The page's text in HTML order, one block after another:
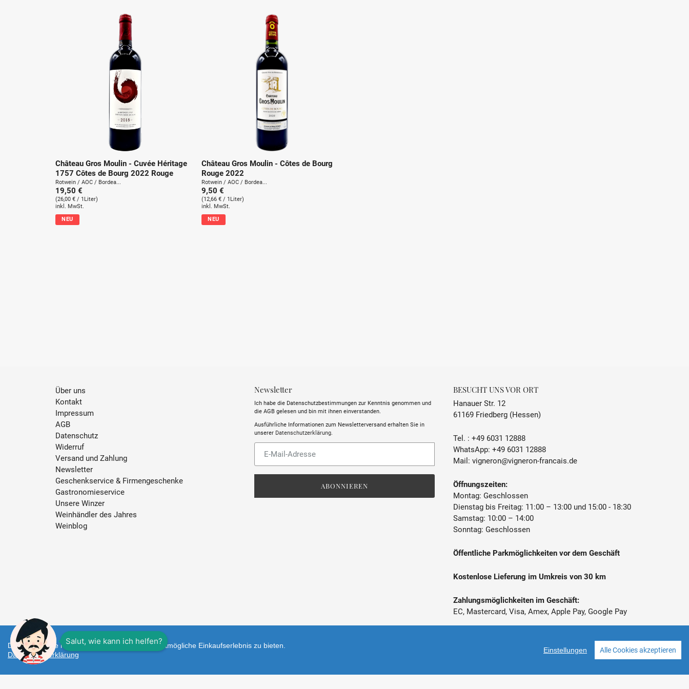
n
g
:
Château Gros Moulin - Cuvée Héritage
1757 Côtes de Bourg 2022 Rouge
Rotwein / AOC / Bordea...
19,50 €
(26,00 € / 1Liter)
inkl. MwSt.
NEU
Château Gros Moulin - Côtes de Bourg
Rouge 2022
Rotwein / AOC / Bordea...
9,50 €
(12,66 € / 1Liter)
inkl. MwSt.
NEU
Über uns
Kontakt
Impressum
AGB
Datenschutz
Widerruf
Versand und Zahlung
Newsletter
Geschenkservice & Firmengeschenke
Gastronomieservice
Unsere Winzer
Weinhändler des Jahres
Weinblog
Newsletter
Ich habe die Datenschutzbestimmungen zur Kenntnis genommen und
die AGB gelesen und bin mit ihnen einverstanden.
Ausführliche Informationen zum Newsletterversand erhalten Sie in
unserer Datenschutzerklärung
ABONNIEREN
BESUCHT UNS VOR ORT
Hanauer Str. 12
61169 Friedberg (Hessen)
Tel. : +49 6031 12888
WhatsApp: +49 6031 12888
Mail: vigneron@vigneron-francais.de
Öffnungszeiten:
Montag: Geschlossen
Dienstag bis Freitag: 11:00 – 13:00 und 15:00 - 18:30
Samstag: 10:00 – 14:00
Sonntag: Geschlossen
Öffentliche Parkmöglichkeiten vor dem Geschäft
Kostenlose Lieferung im Umkreis von 30 km
Zahlungsmöglichkeiten im Geschäft:
EC, Mastercard, Visa, Amex, Apple Pay, Google Pay
Diese Webseite nutzt Cookies um Ihnen das bestmögliche Einkaufserlebnis zu bieten.
Datenschutzerklärung
Einstellungen Alle Cookies akzeptieren